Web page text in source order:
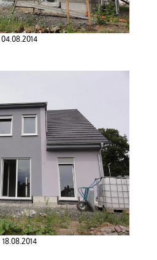
04.08.2014
18.08.2014